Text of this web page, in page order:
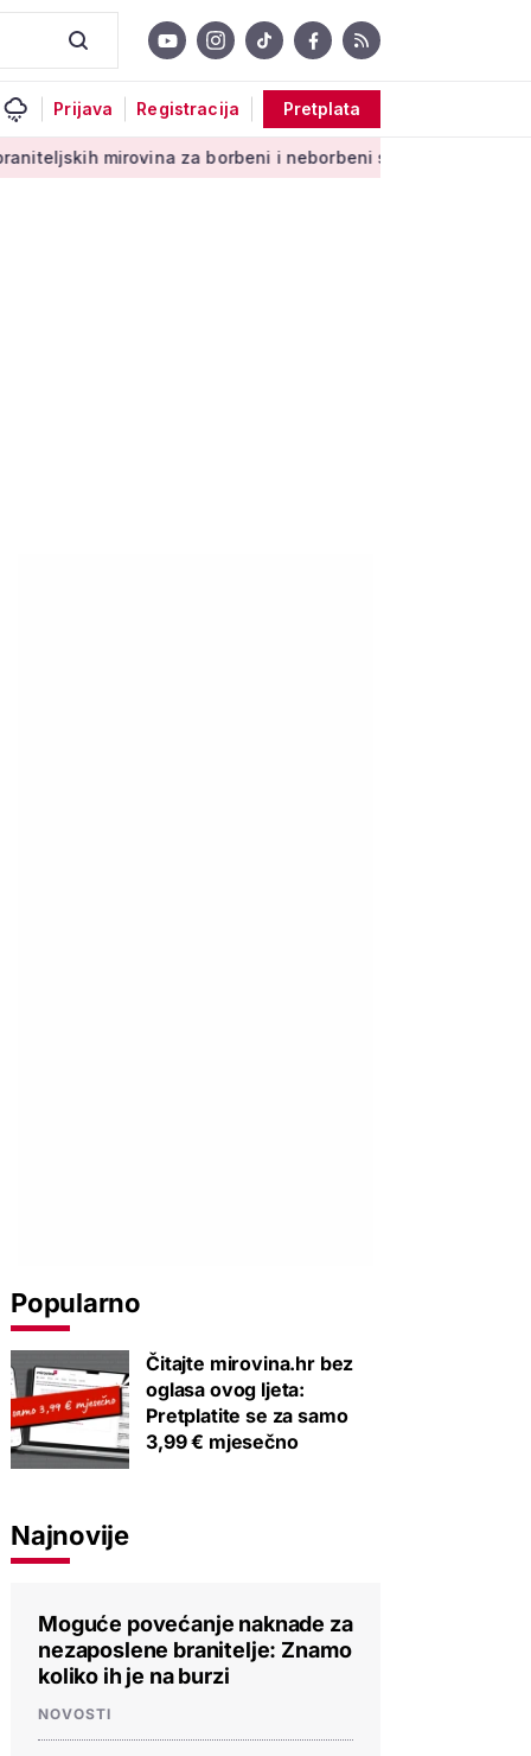
Prijava Registracija Pretplata
za borbeni i neborbeni sektor od početka 2027. godine
Popularno
Čitajte mirovina.hr bez
oglasa ovog ljeta:
Pretplatite se za samo
3,99 € mjesečno
Najnovije
Moguće povećanje naknade za
nezaposlene branitelje: Znamo
koliko ih je na burzi
NOVOSTI